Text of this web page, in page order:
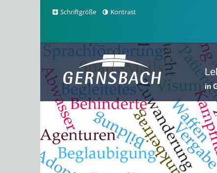
Schriftgröße Kontrast
in